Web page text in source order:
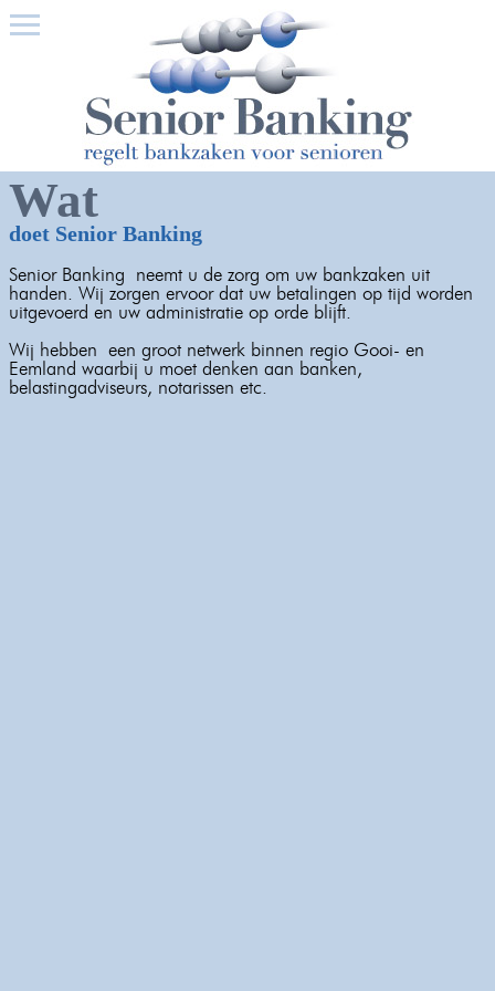
Wat
doet Senior Banking
Senior Banking neemt u de zorg om uw bankzaken uit
handen. Wij zorgen ervoor dat uw betalingen op tijd worden
uitgevoerd en uw administratie op orde blijft.
Wij hebben een groot netwerk binnen regio Gooi- en
Eemland waarbij u moet denken aan banken,
belastingadviseurs, notarissen etc.